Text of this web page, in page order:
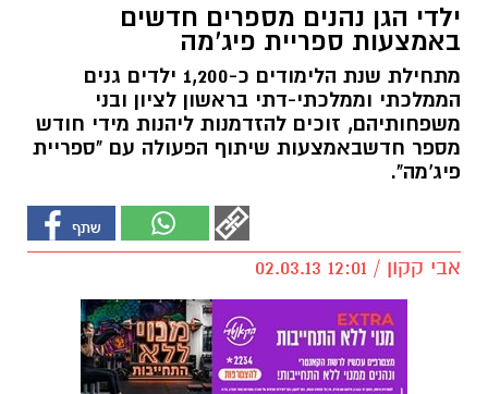
ילדי הגן נהנים מספרים חדשים
באמצעות ספריית פיג'מה
מתחילת שנת הלימודים כ-1,200 ילדים גנים
הממלכתי וממלכתי-דתי בראשון לציון ובני
משפחותיהם, זוכים להזדמנות ליהנות מידי חודש
מספר חדשבאמצעות שיתוף הפעולה עם "ספריית
פיג'מה".
אבי קקון / 12:01 02.03.13